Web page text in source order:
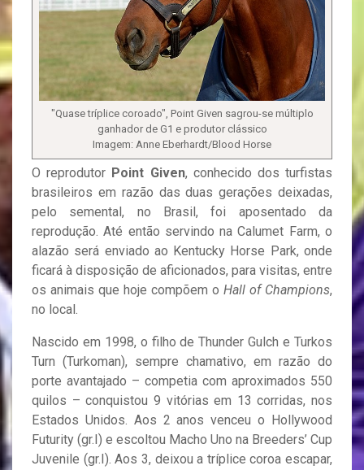
"Quase tríplice coroado", Point Given sagrou-se múltiplo
ganhador de G1 e produtor clássico
Imagem: Anne Eberhardt/Blood Horse
O reprodutor Point Given, conhecido dos turfistas
brasileiros em razão das duas gerações deixadas,
pelo semental, no Brasil, foi aposentado da
reprodução. Até então servindo na Calumet Farm, o
alazão será enviado ao Kentucky Horse Park, onde
ficará à disposição de aficionados, para visitas, entre
os animais que hoje compõem o Hall of Champions,
no local.
Nascido em 1998, o filho de Thunder Gulch e Turkos
Turn (Turkoman), sempre chamativo, em razão do
porte avantajado – competia com aproximados 550
quilos – conquistou 9 vitórias em 13 corridas, nos
Estados Unidos. Aos 2 anos venceu o Hollywood
Futurity (gr.I) e escoltou Macho Uno na Breeders’ Cup
Juvenile (gr.I). Aos 3, deixou a tríplice coroa escapar,